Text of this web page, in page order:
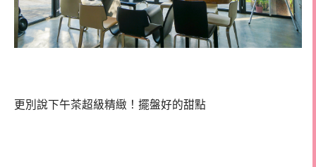
更別說下午茶超級精緻！擺盤好的甜點